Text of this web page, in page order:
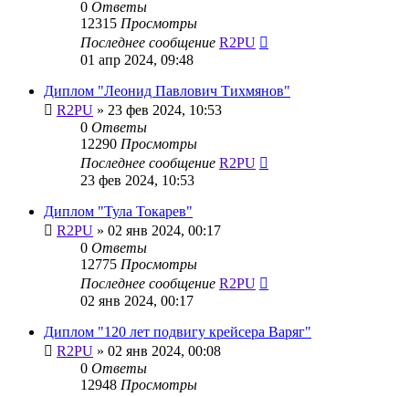
0 Ответы
12315 Просмотры
Последнее сообщение R2PU
01 апр 2024, 09:48
Диплом "Леонид Павлович Тихмянов"
R2PU » 23 фев 2024, 10:53
0 Ответы
12290 Просмотры
Последнее сообщение R2PU
23 фев 2024, 10:53
Диплом "Тула Токарев"
R2PU » 02 янв 2024, 00:17
0 Ответы
12775 Просмотры
Последнее сообщение R2PU
02 янв 2024, 00:17
Диплом "120 лет подвигу крейсера Варяг"
R2PU » 02 янв 2024, 00:08
0 Ответы
12948 Просмотры